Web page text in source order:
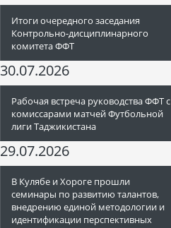
Итоги очередного заседания
Контрольно-дисциплинарного
комитета ФФТ
30.07.2026
Рабочая встреча руководства ФФТ с
комиссарами матчей Футбольной
лиги Таджикистана
29.07.2026
В Кулябе и Хороге прошли
семинары по развитию талантов,
внедрению единой методологии и
идентификации перспективных